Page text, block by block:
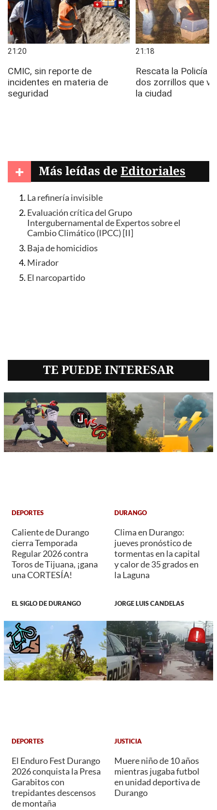
+ Más leídas de Editoriales
La refinería invisible
Evaluación crítica del Grupo
Intergubernamental de Expertos sobre el
Cambio Climático (IPCC) [II]
Baja de homicidios
Mirador
El narcopartido
TE PUEDE INTERESAR
DEPORTES
Caliente de Durango
cierra Temporada
Regular 2026 contra
Toros de Tijuana, ¡gana
una CORTESÍA!
EL SIGLO DE DURANGO
DURANGO
Clima en Durango:
jueves pronóstico de
tormentas en la capital
y calor de 35 grados en
la Laguna
JORGE LUIS CANDELAS
DEPORTES
El Enduro Fest Durango
2026 conquista la Presa
Garabitos con
trepidantes descensos
de montaña
JUSTICIA
Muere niño de 10 años
mientras jugaba futbol
en unidad deportiva de
Durango